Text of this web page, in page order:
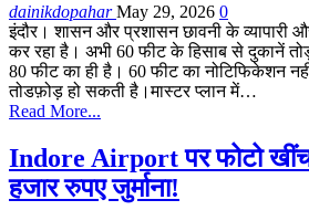
dainikdopaharMay 29, 2026 0
इंदौर। शासन और प्रशासन छावनी के व्यापारी
कर रहा है। अभी 60 फीट के हिसाब से दुकानें
80 फीट का ही है। 60 फीट का नोटिफिकेशन
तोडफ़ोड़ हो सकती है।मास्टर प्लान में…
Read More...
Indore Airport पर फोटो
हजार रुपए जुर्माना!